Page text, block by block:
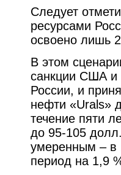
Следует
ресурсами
освоено лишь
В этом
санкции США и
России, и
нефти «Urals»
течение пяти
до 95-105
умеренным – в
период на 1,9